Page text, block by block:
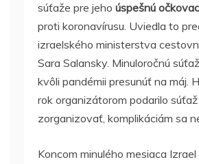
súťaže pre jeho úspešnú
proti koronavírusu. Uviedla to
izraelského ministerstva
Sara Salansky. Minuloročnú
kvôli pandémii presunúť na máj.
rok organizátorom podarilo
zorganizovať, komplikáciám sa
Koncom minulého mesiaca